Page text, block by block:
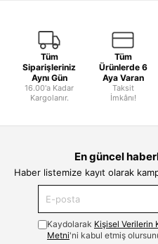
Tüm
Siparişleriniz
Aynı Gün
16.00'a Kadar
Kargolanır.
Tüm
Ürünlerde 6
Aya Varan
Taksit
İmkânı!
En güncel
Haber listemize kayıt olarak
Kaydolarak Kişisel Verilerin
Metni'ni kabul etmiş